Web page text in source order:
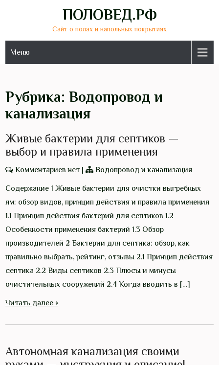
ПОЛОВЕД.РФ
Сайт о полах и напольных покрытиях
Меню
Рубрика:Водопровод и
канализация
Живые бактерии для септиков —
выбор и правила применения
Комментариев нет | Водопровод и канализация
Содержание 1 Живые бактерии для очистки выгребных
ям: обзор видов, принцип действия и правила применения
1.1 Принцип действия бактерий для септиков 1.2
Особенности применения бактерий 1.3 Обзор
производителей 2 Бактерии для септика: обзор, как
правильно выбрать, рейтинг, отзывы 2.1 Принцип действия
септика 2.2 Виды септиков 2.3 Плюсы и минусы
очистительных сооружений 2.4 Когда вводить в […]
Читать далее »
Автономная канализация своими